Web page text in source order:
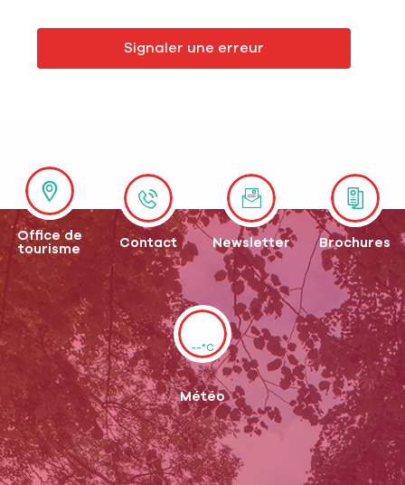
Signaler une erreur
Office de
tourisme
Contact Newsletter Brochures
--°C
Météo